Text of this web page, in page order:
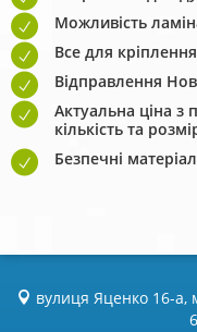
Можливість
Все для
Відправлення
Актуальна ціна
кількість та
Безпечні
вулиця Яценко 16-а,